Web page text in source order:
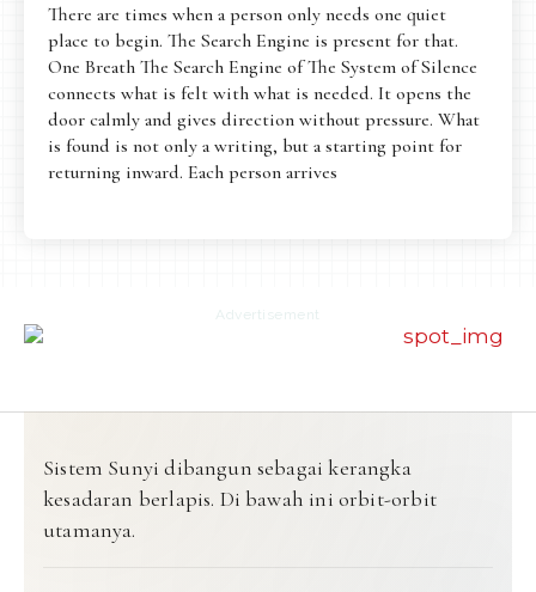
There are times when a person only needs one quiet
place to begin. The Search Engine is present for that.
One Breath The Search Engine of The System of Silence
connects what is felt with what is needed. It opens the
door calmly and gives direction without pressure. What
is found is not only a writing, but a starting point for
returning inward. Each person arrives
Advertisement
Sistem Sunyi dibangun sebagai kerangka
kesadaran berlapis. Di bawah ini orbit-orbit
utamanya.